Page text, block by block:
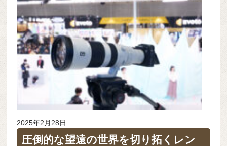
2025年2月28日
圧倒的な望遠の世界を切り拓くレン